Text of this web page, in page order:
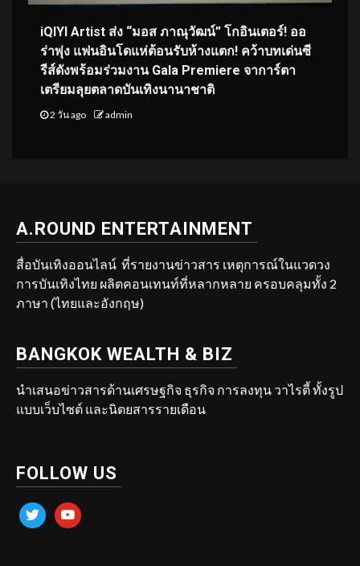
iQIYI Artist ส่ง “มอส ภาณุวัฒน์” โกอินเตอร์! ออ
ร่าพุ่ง แฟนอินโดแห่ต้อนรับห้างแตก! คว้าบทเด่นซี
รีส์ดังพร้อมร่วมงาน Gala Premiere จาการ์ตา
เตรียมลุยตลาดบันเทิงนานาชาติ
2 วัน ago admin
A.ROUND ENTERTAINMENT
สื่อบันเทิงออนไลน์ ที่รายงานข่าวสาร เหตุการณ์ในแวดวง
การบันเทิงไทย ผลิตคอนเทนท์ที่หลากหลาย ครอบคลุมทั้ง 2
ภาษา (ไทยและอังกฤษ)
BANGKOK WEALTH & BIZ
นำเสนอข่าวสารด้านเศรษฐกิจ ธุรกิจ การลงทุน วาไรตี้ ทั้งรูป
แบบเว็บไซต์ และนิตยสารรายเดือน
FOLLOW US
twitter youtube